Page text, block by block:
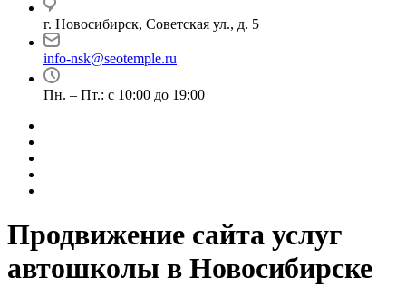
г. Новосибирск, Советская ул., д. 5
info-nsk@seotemple.ru
Пн. – Пт.: с 10:00 до 19:00
Продвижение сайта услуг
автошколы в Новосибирске